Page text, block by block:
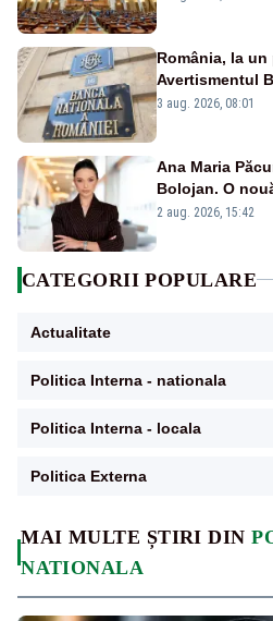
MAI MULTE ȘTIRI DIN
NATIONALA
România, la
Avertismentul
pentru câteva
3 aug. 2026, 08:01
Ana Maria
Bolojan. O
emisiunii „Miza
2 aug. 2026, 15:42
CATEGORII POPULARE
Actualitate
Politica Interna - nationala
Politica Interna - locala
Politica Externa